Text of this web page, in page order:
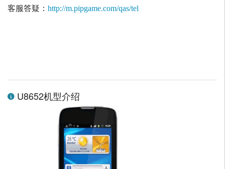
客服答疑： http://m.pipgame.com/qas/tel
U8652机型介绍